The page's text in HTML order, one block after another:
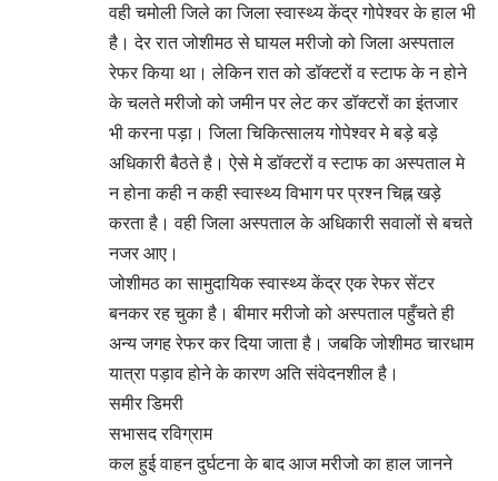
वही चमोली जिले का जिला स्वास्थ्य केंद्र गोपेश्वर के हाल भी
है। देर रात जोशीमठ से घायल मरीजो को जिला अस्पताल
रेफर किया था। लेकिन रात को डॉक्टरों व स्टाफ के न होने
के चलते मरीजो को जमीन पर लेट कर डॉक्टरों का इंतजार
भी करना पड़ा। जिला चिकित्सालय गोपेश्वर मे बड़े बड़े
अधिकारी बैठते है। ऐसे मे डॉक्टरों व स्टाफ का अस्पताल मे
न होना कही न कही स्वास्थ्य विभाग पर प्रश्न चिह्न खड़े
करता है। वही जिला अस्पताल के अधिकारी सवालों से बचते
नजर आए।
जोशीमठ का सामुदायिक स्वास्थ्य केंद्र एक रेफर सेंटर
बनकर रह चुका है। बीमार मरीजो को अस्पताल पहुँचते ही
अन्य जगह रेफर कर दिया जाता है। जबकि जोशीमठ चारधाम
यात्रा पड़ाव होने के कारण अति संवेदनशील है।
समीर डिमरी
सभासद रविग्राम
कल हुई वाहन दुर्घटना के बाद आज मरीजो का हाल जानने